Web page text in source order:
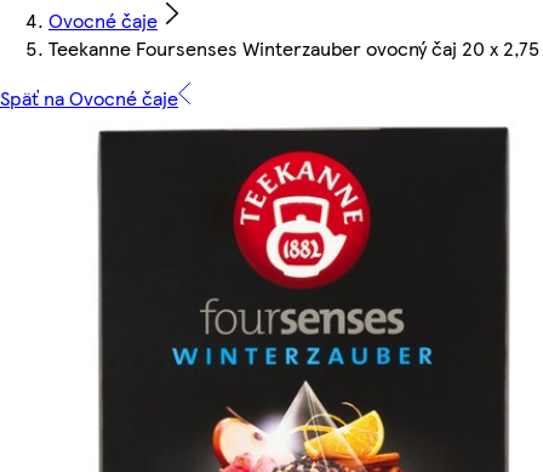
Ovocné čaje
Teekanne Foursenses Winterzauber ovocný čaj 20 x 2,75
Späť na Ovocné čaje